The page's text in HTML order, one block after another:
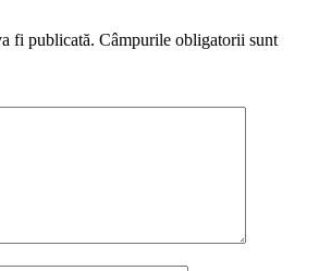
fi publicată. Câmpurile obligatorii sunt